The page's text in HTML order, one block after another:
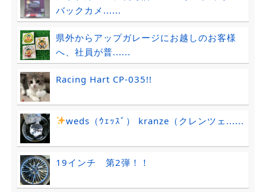
バックカメ......
県外からアップガレージにお越しのお客様
へ、社員が普......
Racing Hart CP-035!!
weds（ｳｪｯｽﾞ） kranze（クレンツェ......
19インチ 第2弾！！